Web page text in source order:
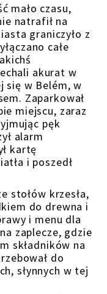
mało czasu,
natrafił na
graniczyło z
całe
akurat w
się w Belém, w
Zaparkował
miejscu, zaraz
pęk
alarm
kartę
i poszedł
stołów krzesła,
do drewna i
i menu dla
zaplecze, gdzie
składników na
do
słynnych w tej